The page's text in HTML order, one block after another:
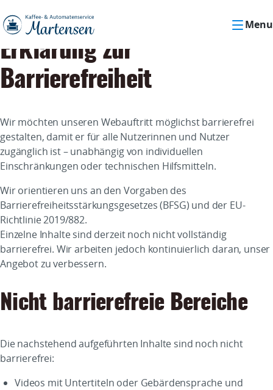
Menu
Erklärung zur
Barrierefreiheit
Wir möchten unseren Webauftritt möglichst barrierefrei
gestalten, damit er für alle Nutzerinnen und Nutzer
zugänglich ist – unabhängig von individuellen
Einschränkungen oder technischen Hilfsmitteln.
Wir orientieren uns an den Vorgaben des
Barrierefreiheitsstärkungsgesetzes (BFSG) und der EU-
Richtlinie 2019/882.
Einzelne Inhalte sind derzeit noch nicht vollständig
barrierefrei. Wir arbeiten jedoch kontinuierlich daran, unser
Angebot zu verbessern.
Nicht barrierefreie Bereiche
Die nachstehend aufgeführten Inhalte sind noch nicht
barrierefrei:
Videos mit Untertiteln oder Gebärdensprache und